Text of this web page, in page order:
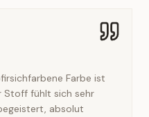
Farbe ist
Stoff fühlt sich sehr
absolut